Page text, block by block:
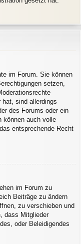
im Forum. Sie können
setzen,
hat, sind allerdings
des Forums oder ein
können auch volle
entsprechende Recht
im Forum zu
Beiträge zu ändern
zu verschieben und
dass Mitglieder
oder Beleidigendes